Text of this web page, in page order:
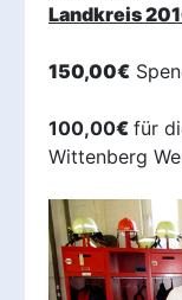
Landkreis
150,00€
100,00€ für
Wittenberg